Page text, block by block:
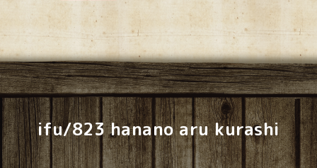
ifu/823 hanano aru kurashi